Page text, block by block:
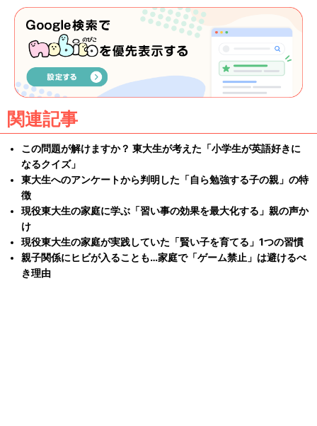
関連記事
この問題が解けますか？ 東大生が考えた「小学生が英語好きに
なるクイズ」
東大生へのアンケートから判明した「自ら勉強する子の親」の特
徴
現役東大生の家庭に学ぶ「習い事の効果を最大化する」親の声か
け
現役東大生の家庭が実践していた「賢い子を育てる」1つの習慣
親子関係にヒビが入ることも…家庭で「ゲーム禁止」は避けるべ
き理由